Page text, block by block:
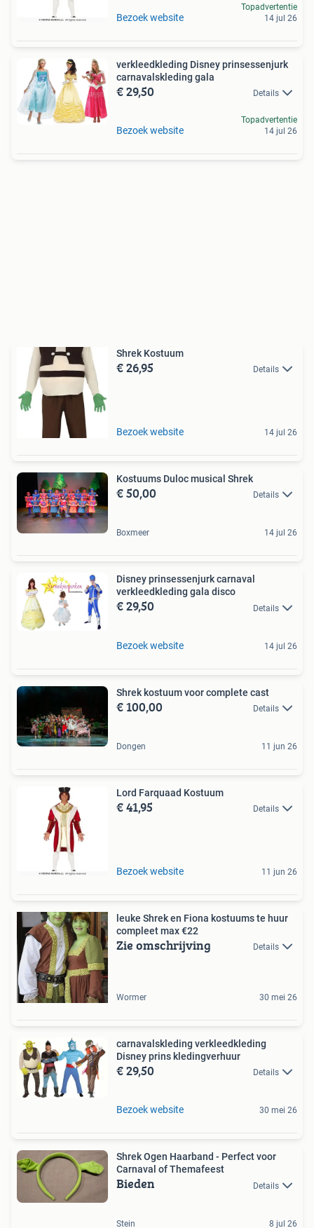
Bezoek website
Topadvertentie
14 jul 26
verkleedkleding Disney prinsessenjurk
carnavalskleding gala
€ 29,50 Details
Bezoek website
Topadvertentie
14 jul 26
Shrek Kostuum
€ 26,95 Details
Bezoek website 14 jul 26
Kostuums Duloc musical Shrek
€ 50,00 Details
Boxmeer 14 jul 26
Disney prinsessenjurk carnaval
verkleedkleding gala disco
€ 29,50 Details
Bezoek website 14 jul 26
Shrek kostuum voor complete cast
€ 100,00 Details
Dongen 11 jun 26
Lord Farquaad Kostuum
€ 41,95 Details
Bezoek website 11 jun 26
leuke Shrek en Fiona kostuums te huur
compleet max €22
Zie omschrijving Details
Wormer 30 mei 26
carnavalskleding verkleedkleding
Disney prins kledingverhuur
€ 29,50 Details
Bezoek website 30 mei 26
Shrek Ogen Haarband - Perfect voor
Carnaval of Themafeest
Bieden Details
Stein 8 jul 26